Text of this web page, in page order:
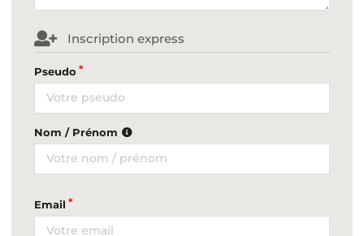
Inscription express
Pseudo
Nom / Prénom
Email